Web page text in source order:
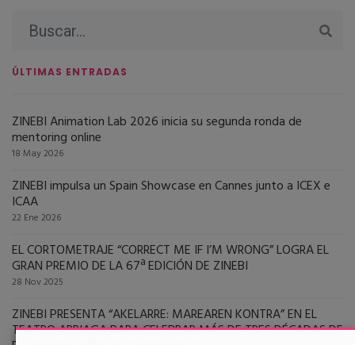
ÚLTIMAS ENTRADAS
ZINEBI Animation Lab 2026 inicia su segunda ronda de
mentoring online
18 May 2026
ZINEBI impulsa un Spain Showcase en Cannes junto a ICEX e
ICAA
22 Ene 2026
EL CORTOMETRAJE “CORRECT ME IF I’M WRONG” LOGRA EL
GRAN PREMIO DE LA 67ª EDICIÓN DE ZINEBI
28 Nov 2025
ZINEBI PRESENTA “AKELARRE: MAREAREN KONTRA” EN EL
TEATRO ARRIAGA PARA CELEBRAR MÁS DE TRES DÉCADAS DE